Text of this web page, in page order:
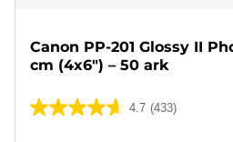
Canon PP-201 Glossy II
cm (4x6") – 50 ark
4.7 (433)
4.7